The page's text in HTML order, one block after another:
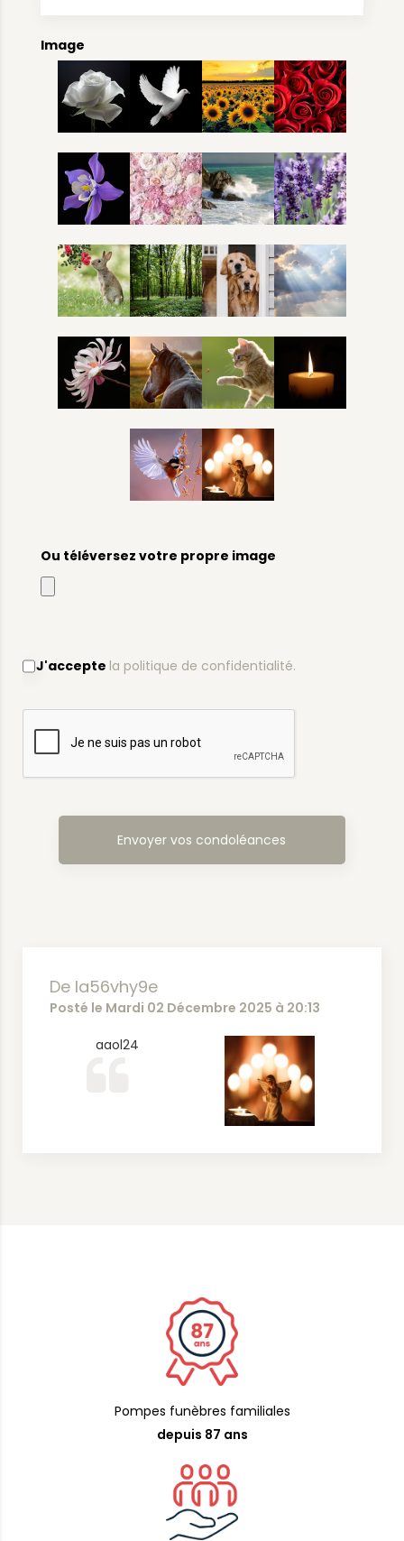
Image
Ou téléversez votre propre image
J'accepte la politique de confidentialité.
De la56vhy9e
Posté le Mardi 02 Décembre 2025 à 20:13
aaol24
Pompes funèbres familiales
depuis 87 ans